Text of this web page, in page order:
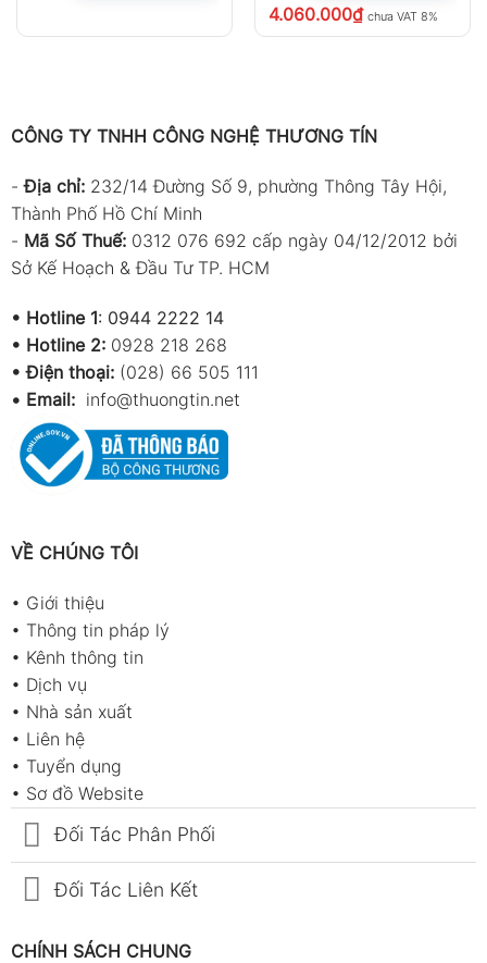
4.060.000₫ chưa VAT 8%
CÔNG TY TNHH CÔNG NGHỆ THƯƠNG TÍN
-Địa chỉ: 232/14 Đường Số 9, phường Thông Tây Hội,
Thành Phố Hồ Chí Minh
- Mã Số Thuế: 0312 076 692 cấp ngày 04/12/2012 bởi
Sở Kế Hoạch & Đầu Tư TP. HCM
• Hotline 1: 0944 2222 14
• Hotline 2: 0928 218 268
• Điện thoại: (028) 66 505 111
• Email: info@thuongtin.net
VỀ CHÚNG TÔI
• Giới thiệu
• Thông tin pháp lý
• Kênh thông tin
• Dịch vụ
• Nhà sản xuất
• Liên hệ
• Tuyển dụng
• Sơ đồ Website
Đối Tác Phân Phối
Đối Tác Liên Kết
CHÍNH SÁCH CHUNG